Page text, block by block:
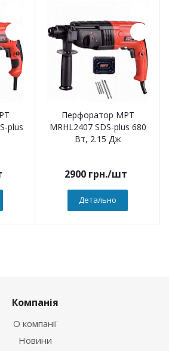
plus
Перфоратор MPT
MRHL2407 SDS-plus 680
Вт, 2.15 Дж
2900грн./шт
Детально
Компанія
О компанії
Новини